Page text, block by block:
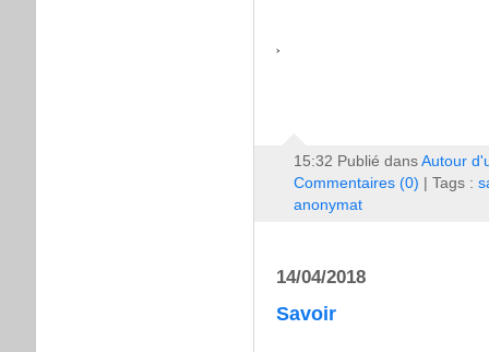
15:32 Publié dans Autour
Commentaires (0) | Tags :
anonymat
14/04/2018
Savoir